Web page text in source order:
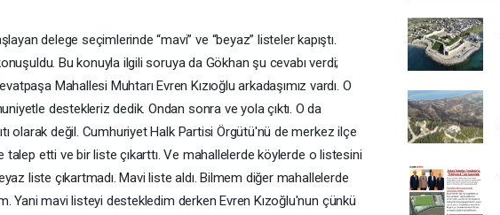
delege seçimlerinde “mavi” ve “beyaz” listeler kapıştı.
Bu konuyla ilgili soruya da Gökhan şu cevabı verdi;
Mahallesi Muhtarı Evren Kızıoğlu arkadaşımız vardı. O
destekleriz dedik. Ondan sonra ve yola çıktı. O da
olarak değil. Cumhuriyet Halk Partisi Örgütü'nü de merkez ilçe
talep etti ve bir liste çıkarttı. Ve mahallelerde köylerde o listesini
liste çıkartmadı. Mavi liste aldı. Bilmem diğer mahallelerde
Yani mavi listeyi destekledim derken Evren Kızoğlu'nun çünkü